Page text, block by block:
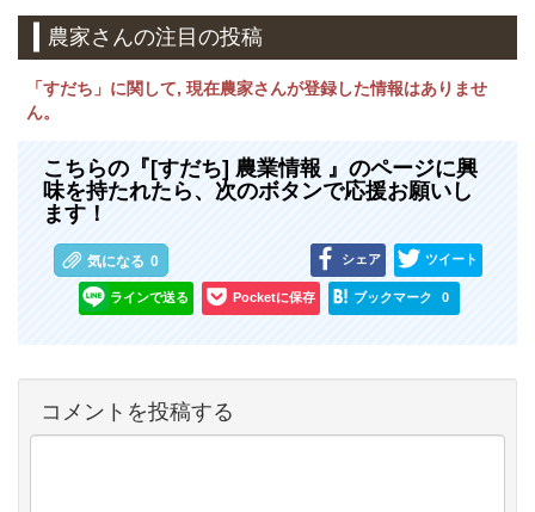
農家さんの注目の投稿
「すだち」に関して, 現在農家さんが登録した情報はありませ
ん。
こちらの『[すだち] 農業情報 』のページに興
味を持たれたら、次のボタンで応援お願いし
ます！
気になる 0 シェア ツイート
ラインで送る Pocketに保存 ブックマーク 0
コメントを投稿する